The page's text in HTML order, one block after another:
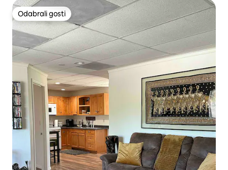
Odabrali gosti
Odabrali gosti